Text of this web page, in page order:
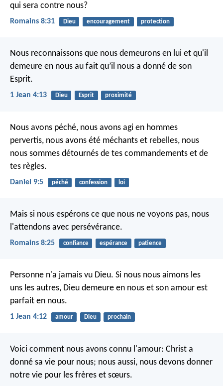
qui sera contre nous?
Romains 8:31 Dieu encouragement protection
Nous reconnaissons que nous demeurons en lui et qu'il
demeure en nous au fait qu’il nous a donné de son
Esprit.
1 Jean 4:13 Dieu Esprit proximité
Nous avons péché, nous avons agi en hommes
pervertis, nous avons été méchants et rebelles, nous
nous sommes détournés de tes commandements et de
tes règles.
Daniel 9:5 péché confession loi
Mais si nous espérons ce que nous ne voyons pas, nous
l'attendons avec persévérance.
Romains 8:25 confiance espérance patience
Personne n'a jamais vu Dieu. Si nous nous aimons les
uns les autres, Dieu demeure en nous et son amour est
parfait en nous.
1 Jean 4:12 amour Dieu prochain
Voici comment nous avons connu l'amour: Christ a
donné sa vie pour nous; nous aussi, nous devons donner
notre vie pour les frères et sœurs.